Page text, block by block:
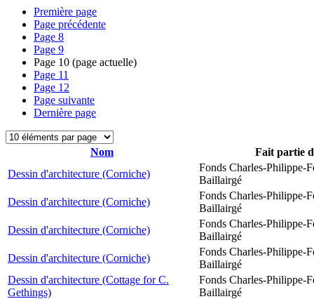
Première page
Page précédente
Page 8
Page 9
Page 10 (page actuelle)
Page 11
Page 12
Page suivante
Dernière page
Nom
Fait partie
Dessin d'architecture (Corniche)
Fonds Charles-Philippe-
Baillairgé
Dessin d'architecture (Corniche)
Fonds Charles-Philippe-
Baillairgé
Dessin d'architecture (Corniche)
Fonds Charles-Philippe-
Baillairgé
Dessin d'architecture (Corniche)
Fonds Charles-Philippe-
Baillairgé
Dessin d'architecture (Cottage for C.
Gethings)
Fonds Charles-Philippe-
Baillairgé